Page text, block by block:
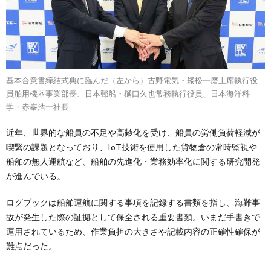
基本合意書締結式典に臨んだ（左から）古野電気・矮松一磨上席執行役
員舶用機器事業部長、日本郵船・樋口久也常務執行役員、日本海洋科
学・赤峯浩一社長
近年、世界的な船員の不足や高齢化を受け、船員の労働負荷軽減が
喫緊の課題となっており、IoT技術を使用した貨物倉の常時監視や
船舶の無人運航など、船舶の先進化・業務効率化に関する研究開発
が進んでいる。
ログブックは船舶運航に関する事項を記録する書類を指し、海難事
故が発生した際の証拠として保全される重要書類。いまだ手書きで
運用されているため、作業負担の大きさや記載内容の正確性確保が
難点だった。